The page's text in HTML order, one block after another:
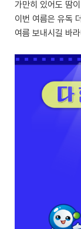
가만히 있어도 땀
이번 여름은 유독
여름 보내시길 바